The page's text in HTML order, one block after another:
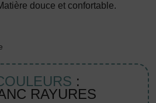
douce et confortable.
:
RAYURES